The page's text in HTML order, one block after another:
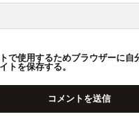
で使用するためブラウザーに自
トを保存する。